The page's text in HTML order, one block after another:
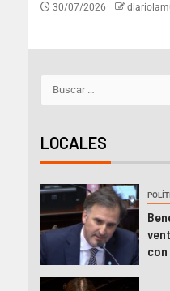
30/07/2026
LOCALES
con